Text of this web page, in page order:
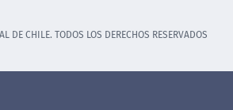
DE CHILE. TODOS LOS DERECHOS RESERVADOS